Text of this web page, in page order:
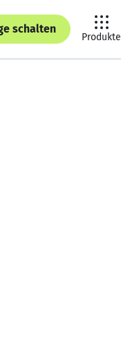
schalten
Produkte